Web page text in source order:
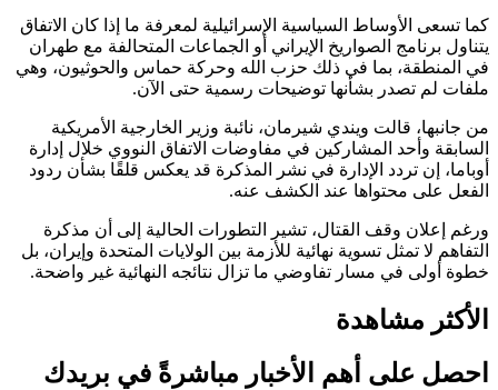
كما تسعى الأوساط السياسية الإسرائيلية لمعرفة ما إذا كان الاتفاق
يتناول برنامج الصواريخ الإيراني أو الجماعات المتحالفة مع طهران
في المنطقة، بما في ذلك حزب الله وحركة حماس والحوثيون، وهي
ملفات لم تصدر بشأنها توضيحات رسمية حتى الآن.
من جانبها، قالت ويندي شيرمان، نائبة وزير الخارجية الأمريكية
السابقة وأحد المشاركين في مفاوضات الاتفاق النووي خلال إدارة
أوباما، إن تردد الإدارة في نشر المذكرة قد يعكس قلقًا بشأن ردود
الفعل على محتواها عند الكشف عنه.
ورغم إعلان وقف القتال، تشير التطورات الحالية إلى أن مذكرة
التفاهم لا تمثل تسوية نهائية للأزمة بين الولايات المتحدة وإيران، بل
خطوة أولى في مسار تفاوضي ما تزال نتائجه النهائية غير واضحة.
الأكثر مشاهدة
احصل على أهم الأخبار مباشرةً في بريدك